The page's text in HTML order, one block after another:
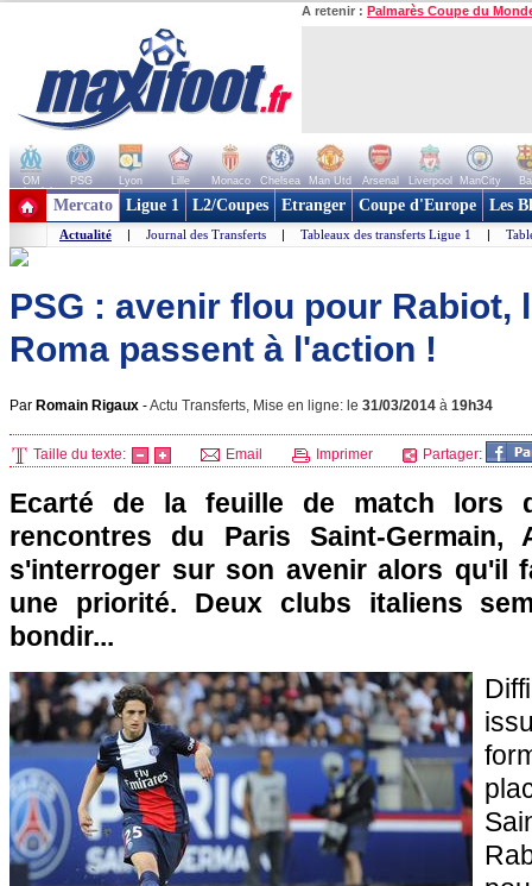
A retenir : Palmarès Coupe du
OM PSG Lyon Lille Monaco Chelsea Man Utd Arsenal Liverpool ManCity
+ de clubs
Mercato Ligue 1 L2/Coupes Etranger Coupe d'Europe Les
Actualité | Journal des Transferts | Tableaux des transferts Ligue 1 |
PSG : avenir flou pour Rabiot,
Roma passent à l'action !
Par Romain Rigaux -Actu Transferts, Mise en ligne: le 31/03/2014 à 19h34
Taille du texte: Email Imprimer Partager:
Ecarté de la feuille de match lors
rencontres du Paris Saint-Germain,
s'interroger sur son avenir alors qu'il
une priorité. Deux clubs italiens
bondir...